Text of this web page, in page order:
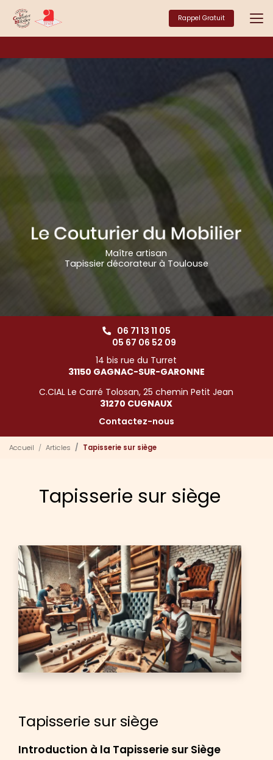
contenu
principal
Rappel Gratuit
Maître artisan
Tapissier décorateur à Toulouse
06 71 13 11 05
05 67 06 52 09
14 bis rue du Turret
31150 GAGNAC-SUR-GARONNE
C.CIAL Le Carré Tolosan, 25 chemin Petit Jean
31270 CUGNAUX
Contactez-nous
Accueil Articles Tapisserie sur siège
Tapisserie sur siège
Tapisserie sur siège
Introduction à la Tapisserie sur Siège